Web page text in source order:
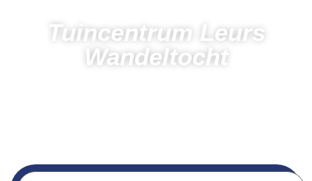
Tuincentrum Leurs
Wandeltocht